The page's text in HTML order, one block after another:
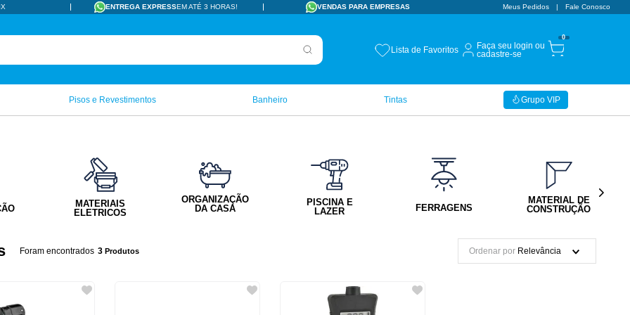
ENTREGA EXPRESSEM ATÉ 3 HORAS! VENDAS PARA EMPRESAS Meus Pedidos Fale Conosco
Lista de Favoritos
Faça seu login ou
cadastre-se
0
Grupo VIP
Pisos e Revestimentos Banheiro Tintas
MATERIAIS
ELETRICOS
ORGANIZAÇÃO
DA CASA
PISCINA E
LAZER
FERRAGENS
MATERIAL DE
CONSTRUÇÃO
3 Produtos Ordenar por Relevância